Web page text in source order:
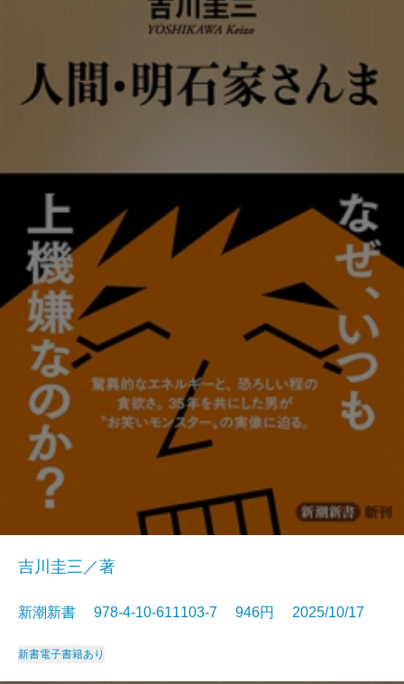
吉川圭三／著
新潮新書 978-4-10-611103-7 946円 2025/10/17
新書電子書籍あり